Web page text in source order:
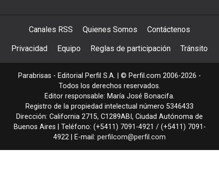
Canales RSS Quienes Somos Contáctenos
Privacidad Equipo Reglas de participación Tránsito
Parabrisas - Editorial Perfil S.A. | © Perfil.com 2006-2026 -
Todos los derechos reservados.
Editor responsable: María José Bonacifa.
Registro de la propiedad intelectual número 5346433
Dirección: California 2715, C1289ABI , Ciudad Autónoma de
Buenos Aires | Teléfono: (+5411) 7091-4921 / (+5411) 7091-
4922 | E-mail: perfilcom@perfil.com